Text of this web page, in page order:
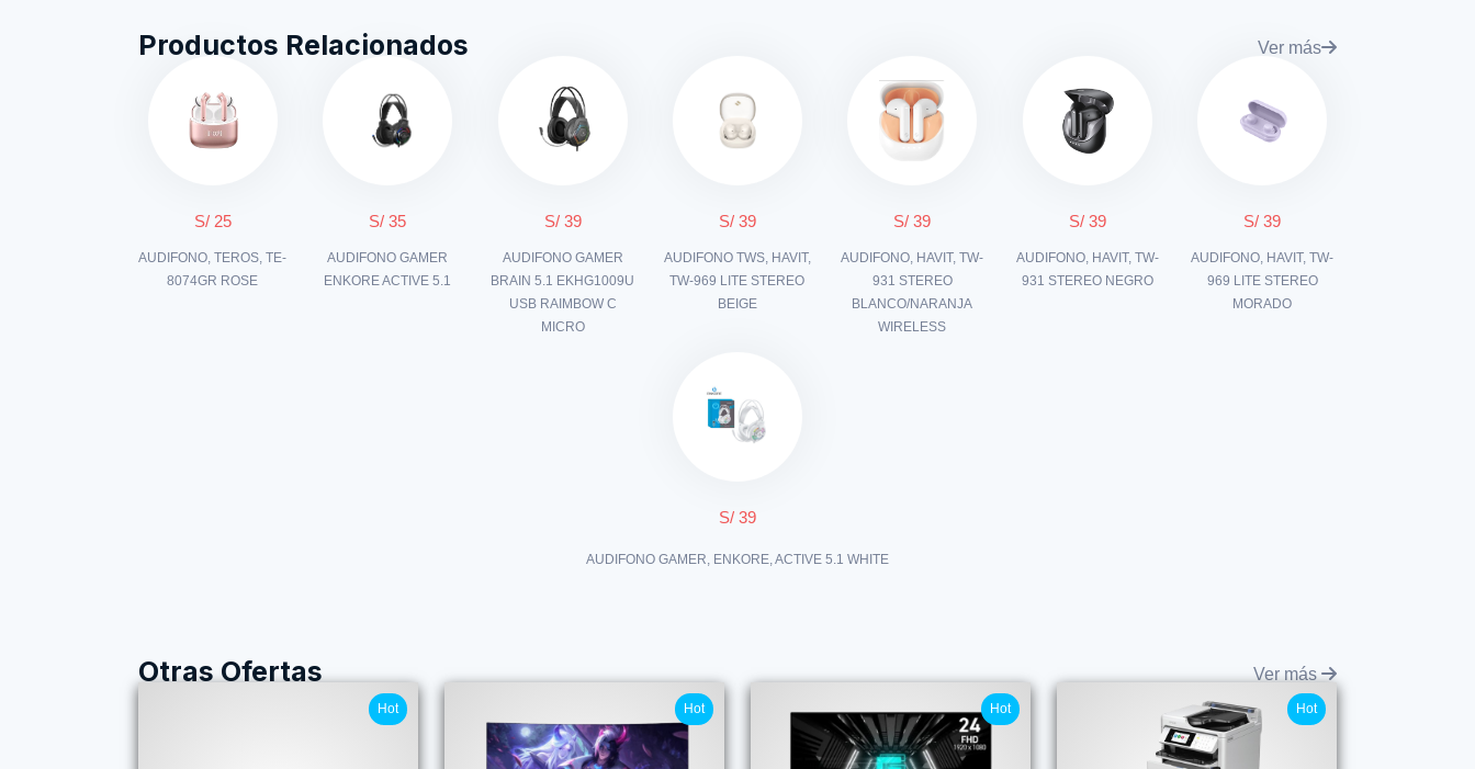
Productos Relacionados Ver más
S/ 25
AUDIFONO, TEROS, TE-
8074GR ROSE
S/ 35
AUDIFONO GAMER
ENKORE ACTIVE 5.1
S/ 39
AUDIFONO GAMER
BRAIN 5.1 EKHG1009U
USB RAIMBOW C
MICRO
S/ 39
AUDIFONO TWS, HAVIT,
TW-969 LITE STEREO
BEIGE
S/ 39
AUDIFONO, HAVIT, TW-
931 STEREO
BLANCO/NARANJA
WIRELESS
S/ 39
AUDIFONO, HAVIT, TW-
931 STEREO NEGRO
S/ 39
AUDIFONO, HAVIT, TW-
969 LITE STEREO
MORADO
S/ 39
AUDIFONO GAMER, ENKORE, ACTIVE 5.1 WHITE
Otras Ofertas Ver más
Hot Hot Hot Hot